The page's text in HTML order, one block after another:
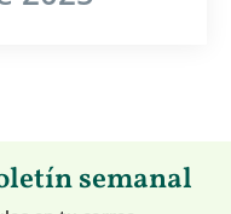
semanal